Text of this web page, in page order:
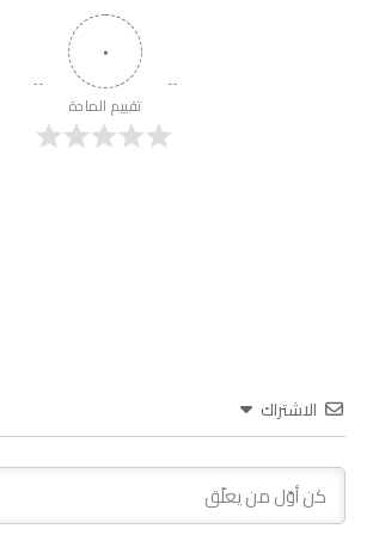
٠
تقييم المادة
الاشتراك